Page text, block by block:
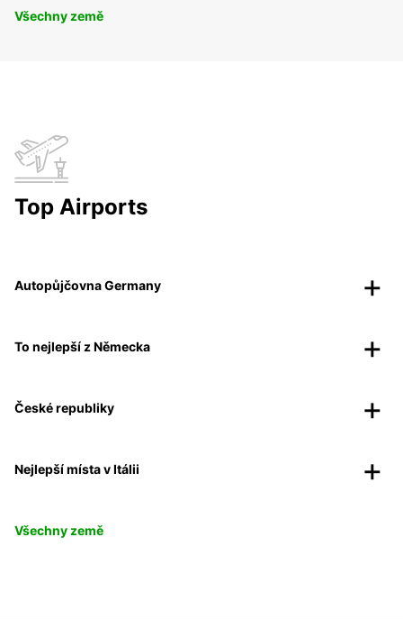
Všechny země
Top Airports
Autopůjčovna Germany
To nejlepší z Německa
České republiky
Nejlepší místa v Itálii
Všechny země